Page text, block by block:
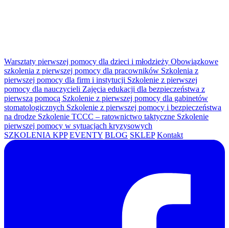
Warsztaty pierwszej pomocy dla dzieci i młodzieży Obowiązkowe
szkolenia z pierwszej pomocy dla pracowników Szkolenia z
pierwszej pomocy dla firm i instytucji Szkolenie z pierwszej
pomocy dla nauczycieli Zajęcia edukacji dla bezpieczeństwa z
pierwszą pomocą Szkolenie z pierwszej pomocy dla gabinetów
stomatologicznych Szkolenie z pierwszej pomocy i bezpieczeństwa
na drodze Szkolenie TCCC – ratownictwo taktyczne Szkolenie
pierwszej pomocy w sytuacjach kryzysowych
SZKOLENIA KPP EVENTY BLOG SKLEP Kontakt